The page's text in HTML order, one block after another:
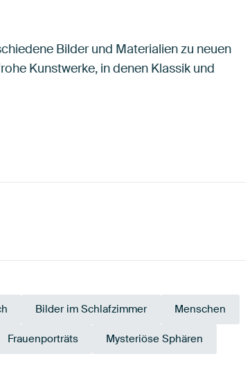
Bilder und Materialien zu neuen
Kunstwerke, in denen Klassik und
Bilder im Schlafzimmer Menschen
Frauenporträts Mysteriöse Sphären